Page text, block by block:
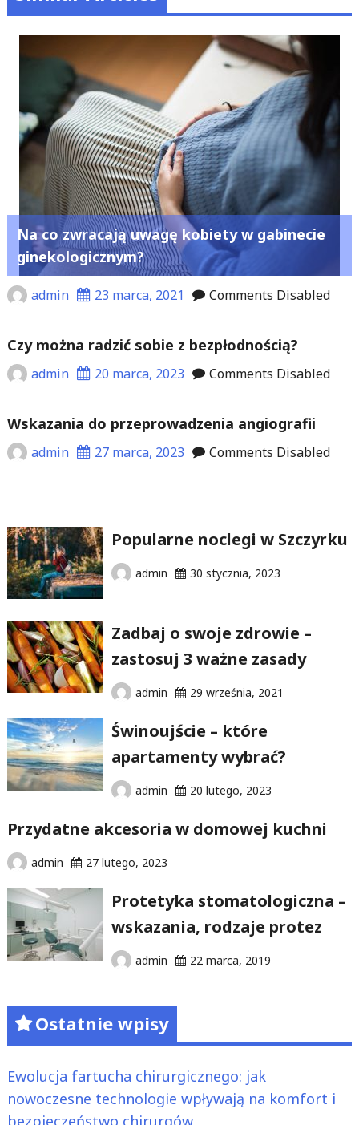
Na co zwracają uwagę kobiety w gabinecie
ginekologicznym?
admin 23 marca, 2021 Comments Disabled
Czy można radzić sobie z bezpłodnością?
admin 20 marca, 2023 Comments Disabled
Wskazania do przeprowadzenia angiografii
admin 27 marca, 2023 Comments Disabled
Popularne noclegi w Szczyrku
admin 30 stycznia, 2023
Zadbaj o swoje zdrowie –
zastosuj 3 ważne zasady
admin 29 września, 2021
Świnoujście – które
apartamenty wybrać?
admin 20 lutego, 2023
Przydatne akcesoria w domowej kuchni
admin 27 lutego, 2023
Protetyka stomatologiczna –
wskazania, rodzaje protez
admin 22 marca, 2019
Ostatnie wpisy
Ewolucja fartucha chirurgicznego: jak
nowoczesne technologie wpływają na komfort i
bezpieczeństwo chirurgów